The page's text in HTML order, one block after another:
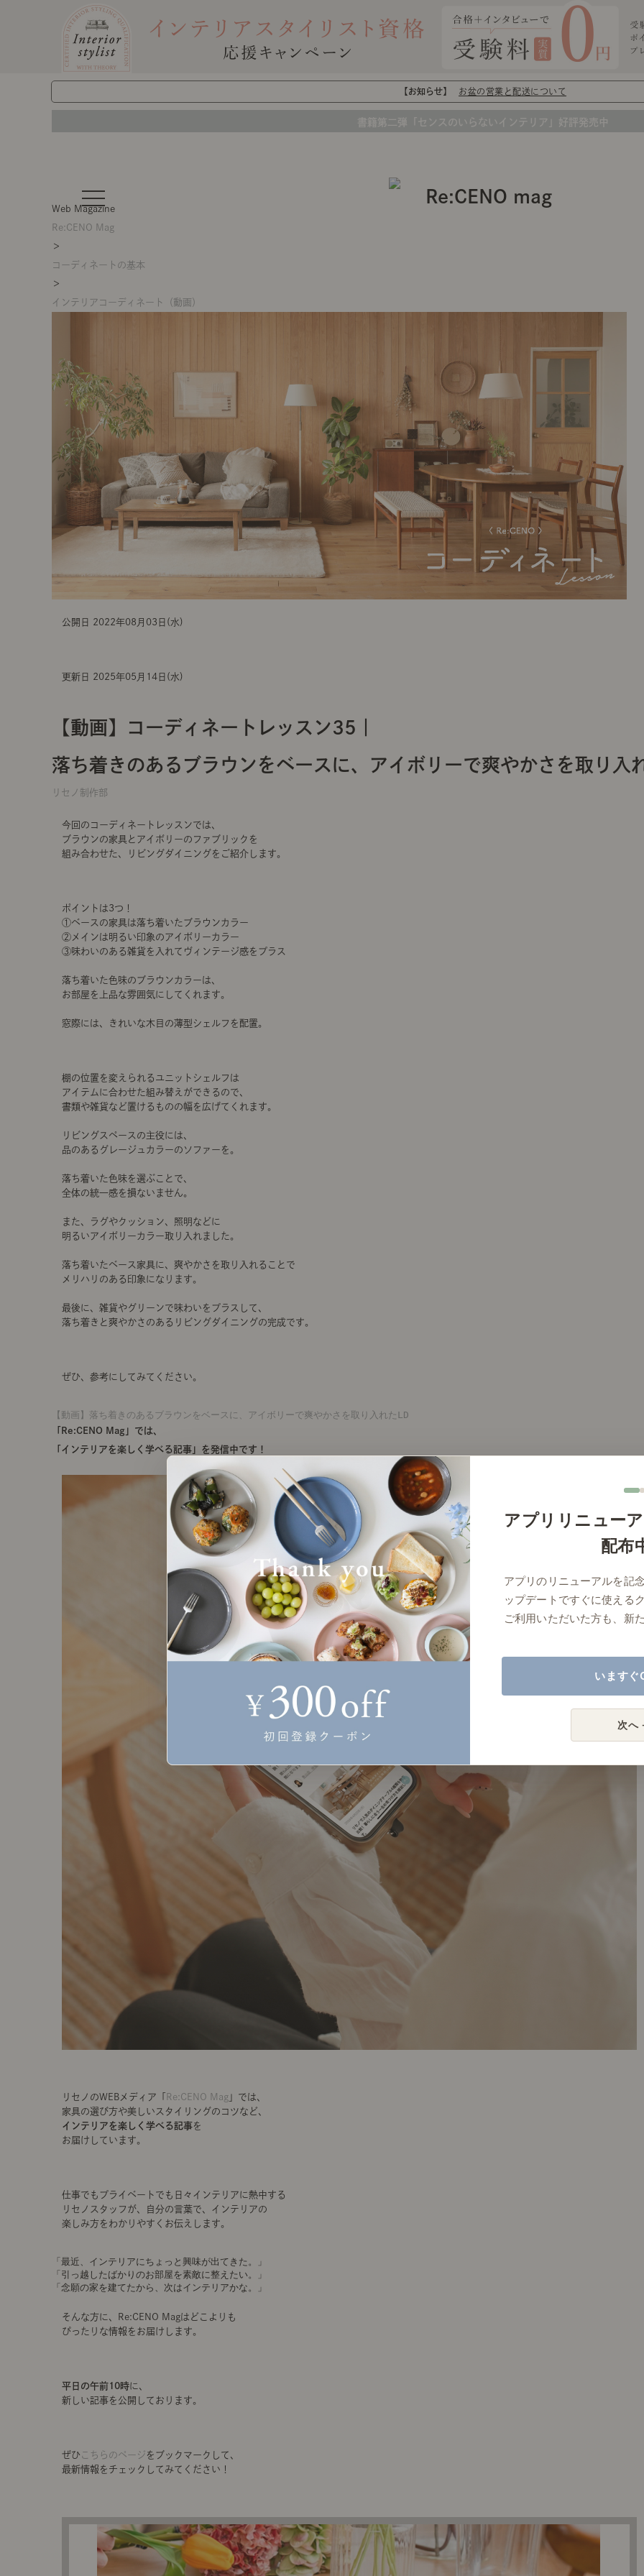
【お知らせ】 お盆の営業と配送について
書籍第二弾「センスのいらないインテリア」好評発売中
t
o
g
n
a
g
a
Web Magazine
Re:CENO Mag
＞
コーディネートの基本
＞
インテリアコーディネート（動画）
公開日 2022年08月03日(水)
更新日 2025年05月14日(水)
【動画】コーディネートレッスン35｜
落ち着きのあるブラウンをベースに、アイボリーで爽やかさを取り入
リセノ制作部
今回のコーディネートレッスンでは、
ブラウンの家具とアイボリーのファブリックを
組み合わせた、リビングダイニングをご紹介します。
ポイントは3つ！
①ベースの家具は落ち着いたブラウンカラー
②メインは明るい印象のアイボリーカラー
③味わいのある雑貨を入れてヴィンテージ感をプラス
落ち着いた色味のブラウンカラーは、
お部屋を上品な雰囲気にしてくれます。
窓際には、きれいな木目の薄型シェルフを配置。
棚の位置を変えられるユニットシェルフは
アイテムに合わせた組み替えができるので、
書類や雑貨など置けるものの幅を広げてくれます。
リビングスペースの主役には、
品のあるグレージュカラーのソファーを。
落ち着いた色味を選ぶことで、
全体の統一感を損ないません。
また、ラグやクッション、照明などに
明るいアイボリーカラー取り入れました。
落ち着いたベース家具に、爽やかさを取り入れることで
メリハリのある印象になります。
最後に、雑貨やグリーンで味わいをプラスして、
落ち着きと爽やかさのあるリビングダイニングの完成です。
ぜひ、参考にしてみてください。
【動画】落ち着きのあるブラウンをベースに、アイボリーで爽やかさを取り入れたLD
「Re:CENO Mag」では、
「インテリアを楽しく学べる記事」を発信中です！
リセノのWEBメディア「 Re:CENO Mag 」では、
家具の選び方や美しいスタイリングのコツなど、
インテリアを楽しく学べる記事を
お届けしています。
仕事でもプライベートでも日々インテリアに熱中する
リセノスタッフが、自分の言葉で、インテリアの
楽しみ方をわかりやすくお伝えします。
「最近、インテリアにちょっと興味が出てきた。」
「引っ越したばかりのお部屋を素敵に整えたい。」
「念願の家を建てたから、次はインテリアかな。」
そんな方に、Re:CENO Magはどこよりも
ぴったりな情報をお届けします。
平日の午前10時に、
新しい記事を公開しております。
ぜひ こちらのページ をブックマークして、
最新情報をチェックしてみてください！
アプリリニュー
配布
アプリのリニューアルを記
ップデートですぐに使える
ご利用いただいた方も、新
いますぐ
次へ